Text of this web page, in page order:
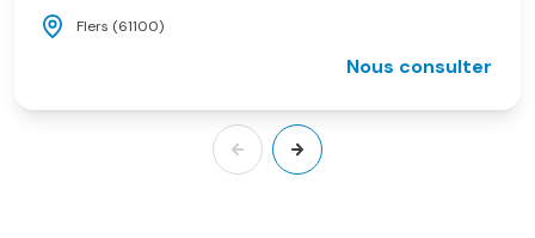
Flers (61100)
Nous consulter